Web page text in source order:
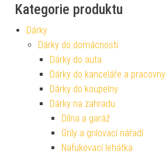
Kategorie produktu
Dárky
Dárky do domácnosti
Dárky do auta
Dárky do kanceláře a pracovny
Dárky do koupelny
Dárky na zahradu
Dílna a garáž
Grily a grilovací nářadí
Nafukovací lehátka